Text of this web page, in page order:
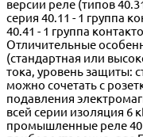
версии реле (типов
серия 40.11 - 1 группа
40.41 - 1 группа
Отличительные
(стандартная или
тока, уровень защиты:
можно сочетать с
подавления
всей серии изоляция 6
промышленные реле 40